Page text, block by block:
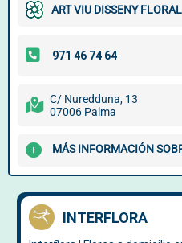
ART VIU DISSENY FLORAL
C/ Nuredduna, 13
07006 Palma
MÁS INFORMACIÓN